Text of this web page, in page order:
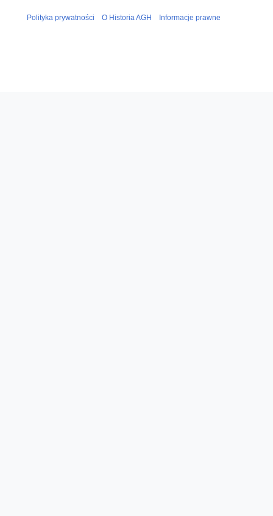
Polityka prywatności O Historia AGH Informacje prawne